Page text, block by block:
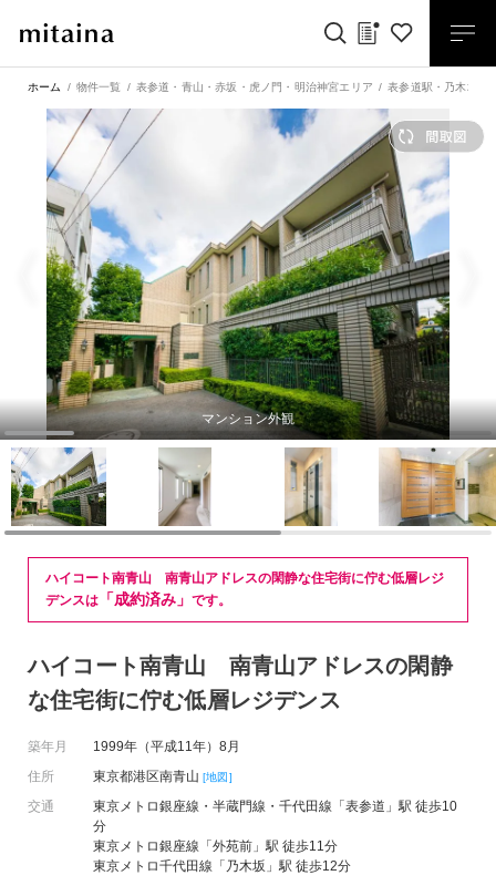
ホーム 物件一覧 表参道・青山・赤坂・虎ノ門・明治神宮エリア 表参道駅 ・ 乃木坂駅
マンション外観
ハイコート南青山 南青山アドレスの閑静な住宅街に佇む低層レジ
デンスは 「成約済み」 です。
ハイコート南青山 南青山アドレスの閑静
な住宅街に佇む低層レジデンス
築年月
1999年（平成11年）8月
住所
東京都港区南青山 [地図]
交通
東京メトロ銀座線・半蔵門線・千代田線「表参道」駅 徒歩10
分
東京メトロ銀座線「外苑前」駅 徒歩11分
東京メトロ千代田線「乃木坂」駅 徒歩12分